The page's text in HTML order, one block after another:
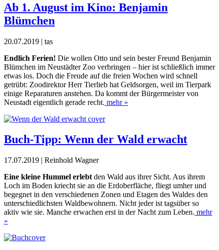
Ab 1. August im Kino: Benjamin
Blümchen
20.07.2019 | tas
Endlich Ferien! Die wollen Otto und sein bester Freund Benjamin
Blümchen im Neustädter Zoo verbringen – hier ist schließlich immer
etwas los. Doch die Freude auf die freien Wochen wird schnell
getrübt: Zoodirektor Herr Tierlieb hat Geldsorgen, weil im Tierpark
einige Reparaturen anstehen. Da kommt der Bürgermeister von
Neustadt eigentlich gerade recht. mehr »
Buch-Tipp: Wenn der Wald erwacht
17.07.2019 | Reinhold Wagner
Eine kleine Hummel erlebt den Wald aus ihrer Sicht. Aus ihrem
Loch im Boden kriecht sie an die Erdoberfläche, fliegt umher und
begegnet in den verschiedenen Zonen und Etagen des Waldes den
unterschiedlichsten Waldbewohnern. Nicht jeder ist tagsüber so
aktiv wie sie. Manche erwachen erst in der Nacht zum Leben. mehr
»